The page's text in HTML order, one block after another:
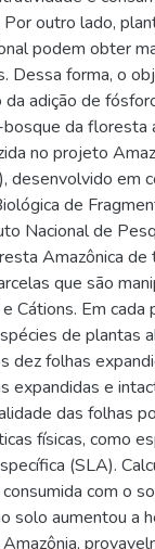
outro lado,
podem obter
Dessa forma, o
adição de
da floresta
no projeto
desenvolvido em
de
Nacional de
Amazônica de
que são
Cátions. Em cada
de plantas
dez folhas
expandidas e
das folhas
físicas, como
(SLA).
com o
solo aumentou a